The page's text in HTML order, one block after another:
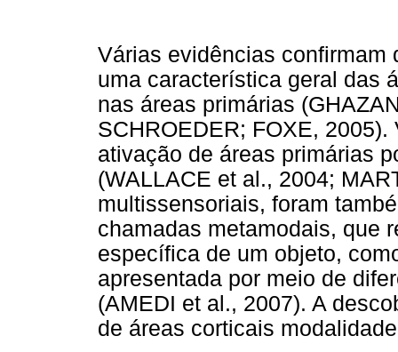
Várias evidências confirmam
uma característica geral das
nas áreas primárias
SCHROEDER; FOXE,
ativação de áreas primárias
(WALLACE et al., 2004;
multissensoriais, foram
chamadas metamodais, que
específica de um objeto,
apresentada por meio de
(AMEDI et al., 2007). A
de áreas corticais